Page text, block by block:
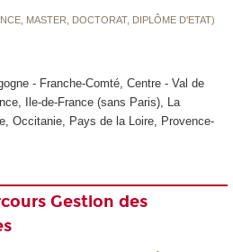
MASTER, DOCTORAT, DIPLÔME D'ETAT)
- Franche-Comté, Centre - Val de
Ile-de-France (sans Paris), La
Occitanie, Pays de la Loire, Provence-
Gestion des